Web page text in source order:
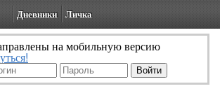
Дневники Личка
на мобильную версию